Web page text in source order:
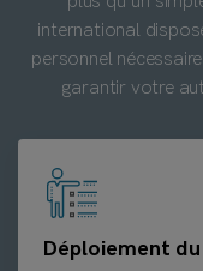
international
personnel
garantir votre
Déploiement